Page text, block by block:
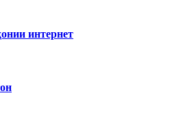
интернет